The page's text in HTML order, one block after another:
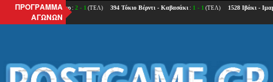
ΠΡΟΓΡΑΜΜΑ
ΑΓΩΝΩΝ